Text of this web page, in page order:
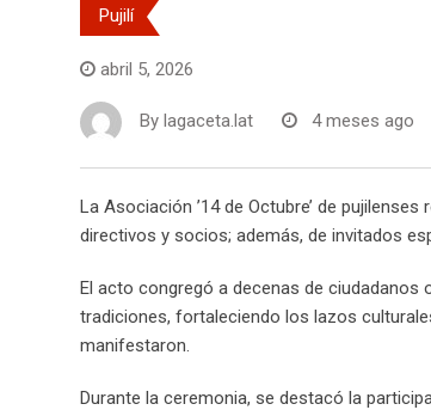
Pujilí
abril 5, 2026
By lagaceta.lat 4 meses ago
La Asociación ’14 de Octubre’ de
directivos y socios; además, de invitados
El acto congregó a decenas de ciudadanos
tradiciones, fortaleciendo los lazos
manifestaron.
Durante la ceremonia, se destacó la